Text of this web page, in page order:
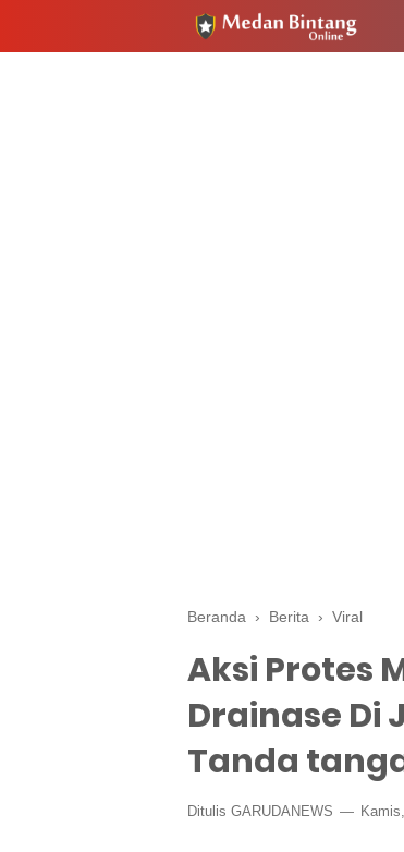
Beranda › Berita › Viral
Aksi Protes
Drainase Di
Tanda
Ditulis GARUDANEWS